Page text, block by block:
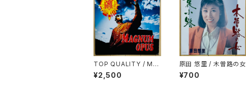
TOP QUALITY / MA
GNUM OPUS
¥2,500
原田 悠里 / 木曽路の女
¥700